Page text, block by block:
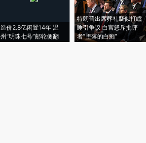
造价2.8亿闲置14年 温
州“明珠七号”邮轮侧翻
特朗普出席葬礼疑似打瞌
睡引争议 白宫怒斥批评
者“堕落的白痴”